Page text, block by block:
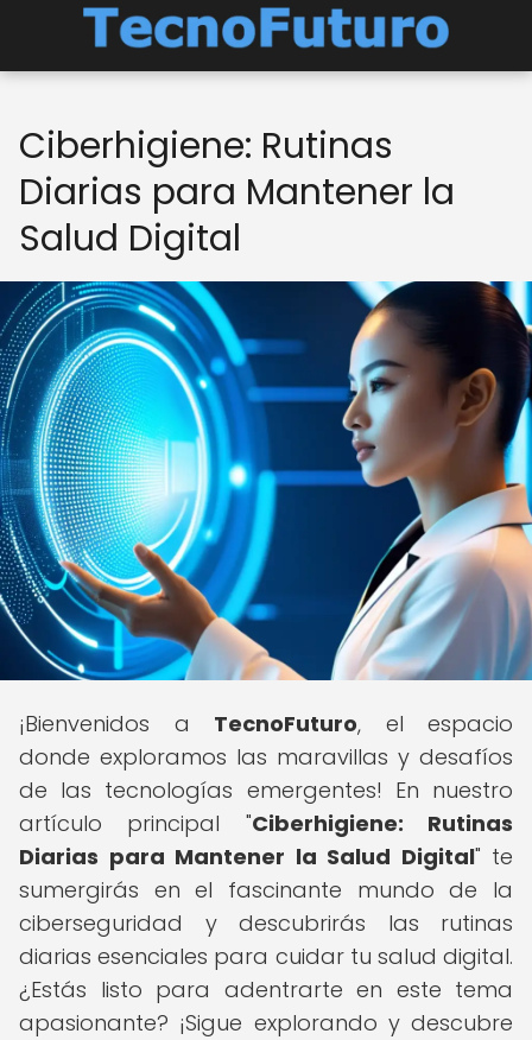
Ciberhigiene: Rutinas
Diarias para Mantener la
Salud Digital
¡Bienvenidos a TecnoFuturo, el espacio
donde exploramos las maravillas y desafíos
de las tecnologías emergentes! En nuestro
artículo principal "Ciberhigiene: Rutinas
Diarias para Mantener la Salud Digital" te
sumergirás en el fascinante mundo de la
ciberseguridad y descubrirás las rutinas
diarias esenciales para cuidar tu salud digital.
¿Estás listo para adentrarte en este tema
apasionante? ¡Sigue explorando y descubre